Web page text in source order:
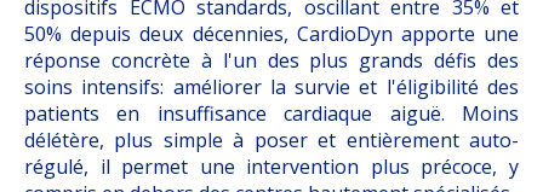
dispositifs ECMO standards, oscillant entre 35% et
50% depuis deux décennies, CardioDyn apporte une
réponse concrète à l'un des plus grands défis des
soins intensifs: améliorer la survie et l'éligibilité des
patients en insuffisance cardiaque aiguë. Moins
délétère, plus simple à poser et entièrement auto-
régulé, il permet une intervention plus précoce, y